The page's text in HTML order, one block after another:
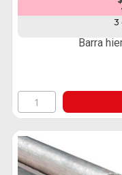
3
Barra